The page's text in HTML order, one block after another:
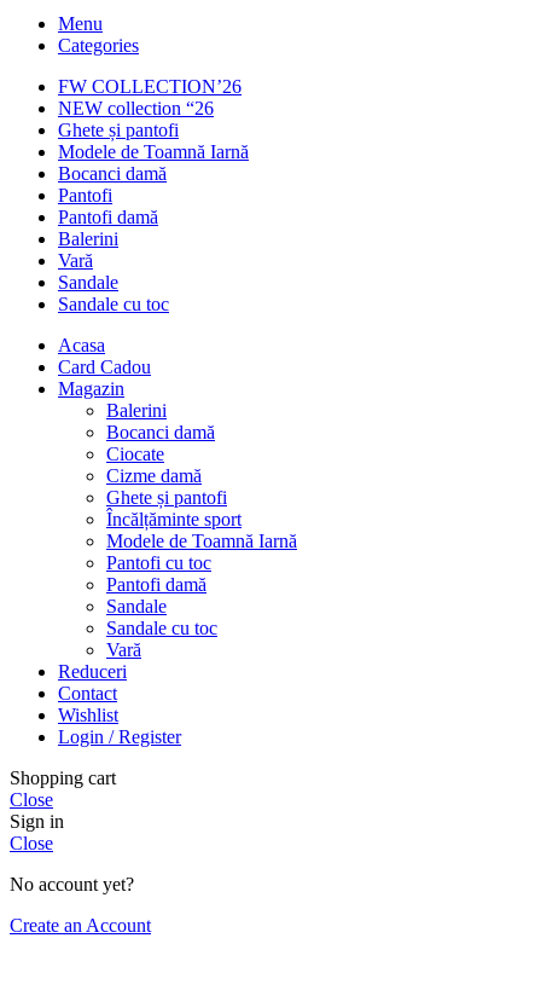
Menu
Categories
FW COLLECTION’26
NEW collection “26
Ghete și pantofi
Modele de Toamnă Iarnă
Bocanci damă
Pantofi
Pantofi damă
Balerini
Vară
Sandale
Sandale cu toc
Acasa
Card Cadou
Magazin
Balerini
Bocanci damă
Ciocate
Cizme damă
Ghete și pantofi
Încălțăminte sport
Modele de Toamnă Iarnă
Pantofi cu toc
Pantofi damă
Sandale
Sandale cu toc
Vară
Reduceri
Contact
Wishlist
Login / Register
Shopping cart
Close
Sign in
Close
No account yet?
Create an Account